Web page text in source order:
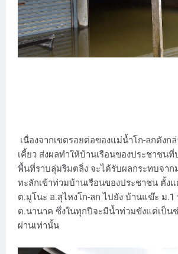
เนื่องจากเขตรอยต่อของแม่น้ำโก-ลกดังก
เคี้ยว ส่งผลทำให้บ้านเรือนของประชาชนที่
พื้นที่ราบลุ่มริมตลิ่ง จะได้รับผลกระทบจา
ทะลักเข้าท่วมบ้านเรือนของประชาชน ตั้ง
ต.มูโนะ อ.สุไหงโก-ลก ไปยัง บ้านแฆ๊ะ ม.1
ต.นานาค ซึ่งในทุกปีจะมีน้ำท่วมขังแต่เป็น
ผ่านเท่านั้น